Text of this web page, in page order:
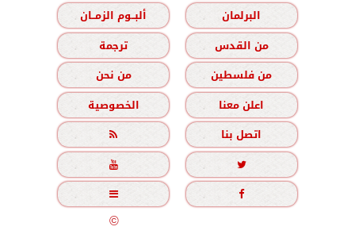
البرلمان
ألبــوم الزمــان
من القدس
ترجمة
من فلسطين
من نحن
اعلن معنا
الخصوصية
اتصل بنا





جميع الحقوق محفوظة©